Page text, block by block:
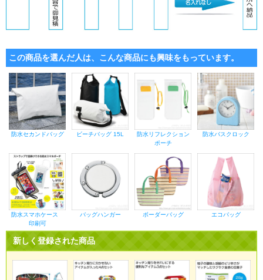
この商品を選んだ人は、こんな商品にも興味をもっています。
防水セカンドバッグ ビーチバッグ 15L
防水リフレクション
ポーチ
防水バスクロック
防水スマホケース
印刷可
バッグハンガー ボーダーバッグ エコバッグ
新しく登録された商品